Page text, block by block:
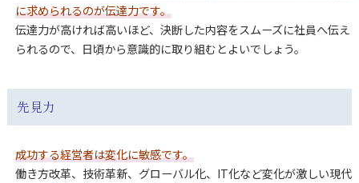
に求められるのが伝達力です。
伝達力が高ければ高いほど、決断した内容をスムーズに社員へ伝え
られるので、日頃から意識的に取り組むとよいでしょう。
先見力
成功する経営者は変化に敏感です。
働き方改革、技術革新、グローバル化、IT化など変化が激しい現代